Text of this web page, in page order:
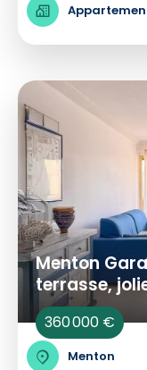
Menton
terrasse,
360 000 €
Menton